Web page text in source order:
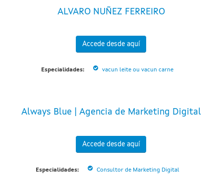
ALVARO NUÑEZ FERREIRO
Accede desde aquí
Especialidades: vacun leite ou vacun carne
Always Blue | Agencia de Marketing Digital
Accede desde aquí
Especialidades: Consultor de Marketing Digital